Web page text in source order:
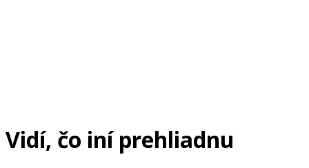
Vidí, čo iní prehliadnu